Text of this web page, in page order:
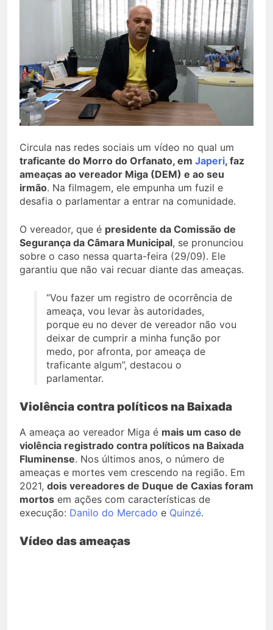
Circula nas redes sociais um vídeo no qual um
traficante do Morro do Orfanato, em Japeri, faz
ameaças ao vereador Miga (DEM) e ao seu
irmão. Na filmagem, ele empunha um fuzil e
desafia o parlamentar a entrar na comunidade.
O vereador, que é presidente da Comissão de
Segurança da Câmara Municipal, se pronunciou
sobre o caso nessa quarta-feira (29/09). Ele
garantiu que não vai recuar diante das ameaças.
“Vou fazer um registro de ocorrência de
ameaça, vou levar às autoridades,
porque eu no dever de vereador não vou
deixar de cumprir a minha função por
medo, por afronta, por ameaça de
traficante algum”, destacou o
parlamentar.
Violência contra políticos na Baixada
A ameaça ao vereador Miga é mais um caso de
violência registrado contra políticos na Baixada
Fluminense. Nos últimos anos, o número de
ameaças e mortes vem crescendo na região. Em
2021, dois vereadores de Duque de Caxias foram
mortos em ações com características de
execução: Danilo do Mercado e Quinzé.
Vídeo das ameaças